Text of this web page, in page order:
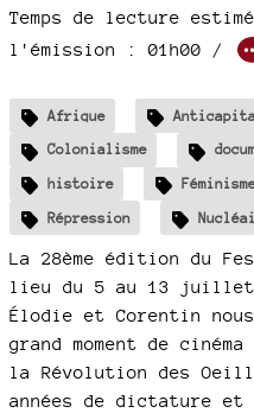
Temps de lecture
l'émission : 01h00 /
Afrique
Colonialisme
histoire
Répression
La 28ème édition du
lieu du 5 au 13 juillet.
Élodie et Corentin
grand moment de
la Révolution des
années de dictature et